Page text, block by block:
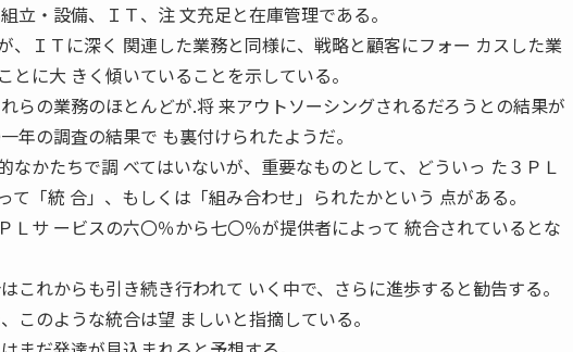
立・設備、ＩＴ、注 文充足と在庫管理である。
、ＩＴに深く 関連した業務と同様に、戦略と顧客にフォー カスした業
とに大 きく傾いていることを示している。
らの業務のほとんどが.将 来アウトソーシングされるだろうとの結果が
年の調査の結果で も裏付けられたようだ。
なかたちで調 べてはいないが、重要なものとして、どういっ た３ＰＬ
て「統 合」、もしくは「組み合わせ」られたかという 点がある。
Ｌサ ービスの六〇％から七〇％が提供者によって 統合されているとな
これからも引き続き行われて いく中で、さらに進歩すると勧告する。
このような統合は望 ましいと指摘している。